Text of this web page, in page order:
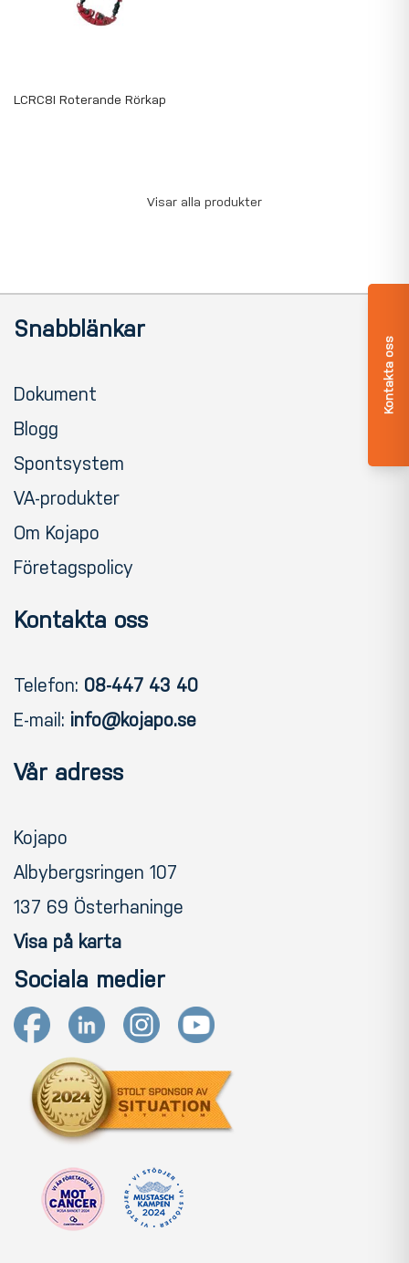
Kontakta oss
LCRC8I Roterande Rörkap
Visar alla produkter
Snabblänkar
Dokument
Blogg
Spontsystem
VA-produkter
Om Kojapo
Företagspolicy
Kontakta oss
Telefon: 08-447 43 40
E-mail: info@kojapo.se
Vår adress
Kojapo
Albybergsringen 107
137 69 Österhaninge
Visa på karta
Sociala medier